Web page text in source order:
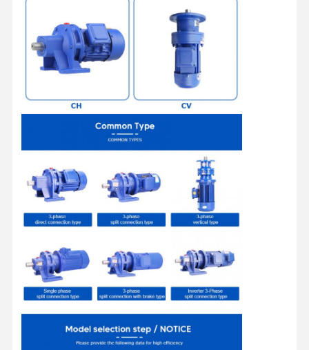
Visita A La
Fábrica
Control De
Calidad
Contacto
Casos
Ahora Charle
Las ruedas de las grúas
Tambor de cuerda de alambre
El gancho de grúa
Carro de Extremo
Ganchos agarradores